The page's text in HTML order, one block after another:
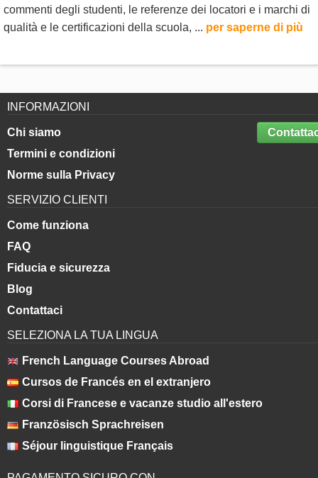
commenti degli studenti, le referenze dei locatori e i marchi di
qualità e le certificazioni della scuola, ... per saperne di più
INFORMAZIONI
Chi siamo
Termini e condizioni
Norme sulla Privacy
SERVIZIO CLIENTI
Come funziona
FAQ
Fiducia e sicurezza
Blog
Contattaci
SELEZIONA LA TUA LINGUA
French Language Courses Abroad
Cursos de Francés en el extranjero
Corsi di Francese e vacanze studio all'estero
Französisch Sprachreisen
Séjour linguistique Français